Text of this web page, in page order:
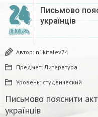
24
ДЕКАБРЬ
Письмово
українців
Автор: n1kitalev74
Предмет: Литература
Уровень: студенческий
Письмово пояснити
українців